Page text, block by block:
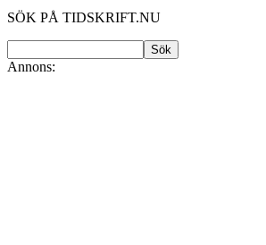
SÖK PÅ TIDSKRIFT.NU
Annons: